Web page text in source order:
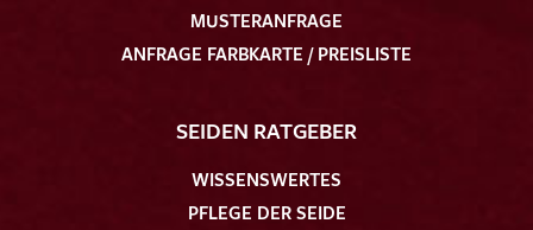
MUSTERANFRAGE
ANFRAGE FARBKARTE / PREISLISTE
SEIDEN RATGEBER
WISSENSWERTES
PFLEGE DER SEIDE